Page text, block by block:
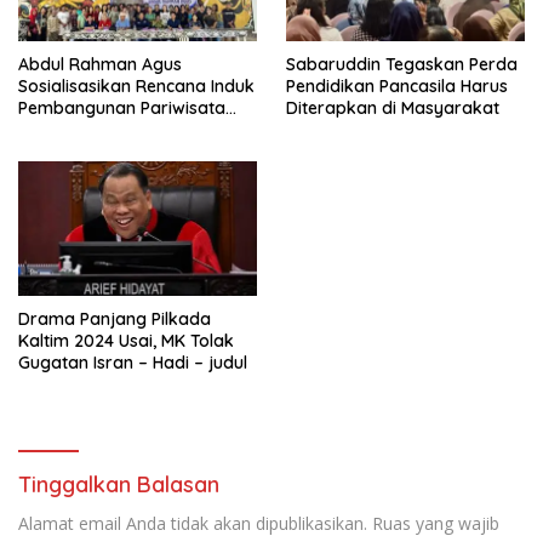
Abdul Rahman Agus
Sosialisasikan Rencana Induk
Pembangunan Pariwisata
Sabaruddin Tegaskan Perda
Pendidikan Pancasila Harus
Diterapkan di Masyarakat
Drama Panjang Pilkada
Kaltim 2024 Usai, MK Tolak
Gugatan Isran – Hadi – judul
Tinggalkan Balasan
Alamat email Anda tidak akan dipublikasikan. Ruas yang wajib